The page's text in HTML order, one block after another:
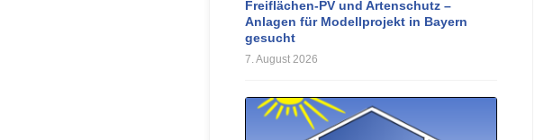
Freiflächen-PV und Artenschutz –
Anlagen für Modellprojekt in Bayern
gesucht
7. August 2026